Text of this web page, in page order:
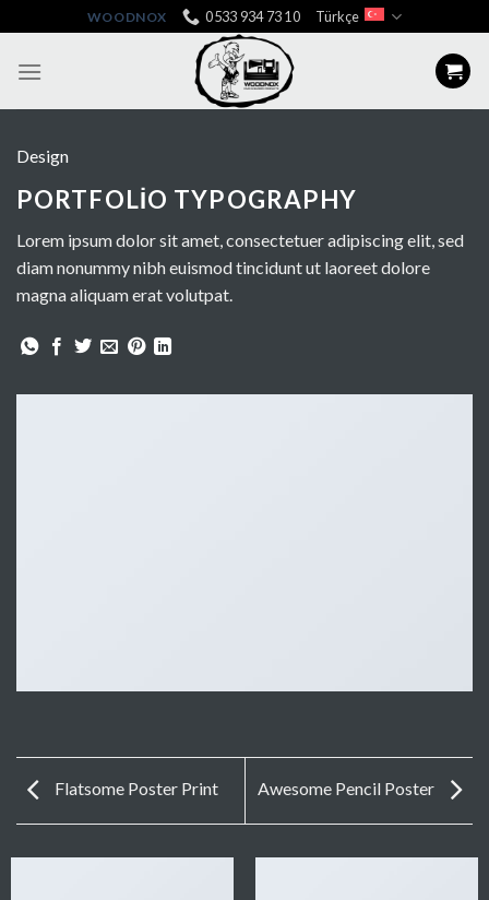
to
content
WOODNOX 0533 934 73 10 Türkçe
Design
PORTFOLIO TYPOGRAPHY
Lorem ipsum dolor sit amet, consectetuer adipiscing elit, sed
diam nonummy nibh euismod tincidunt ut laoreet dolore
magna aliquam erat volutpat.
Flatsome Poster Print Awesome Pencil Poster